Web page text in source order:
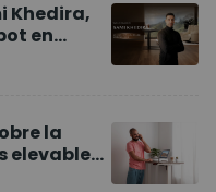
Khedira,
en
la
elevables